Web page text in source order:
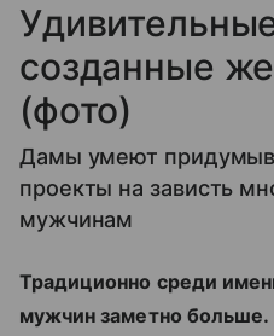
созданные
(фото)
Дамы умеют
проекты на зависть
мужчинам
Традиционно среди
мужчин заметно